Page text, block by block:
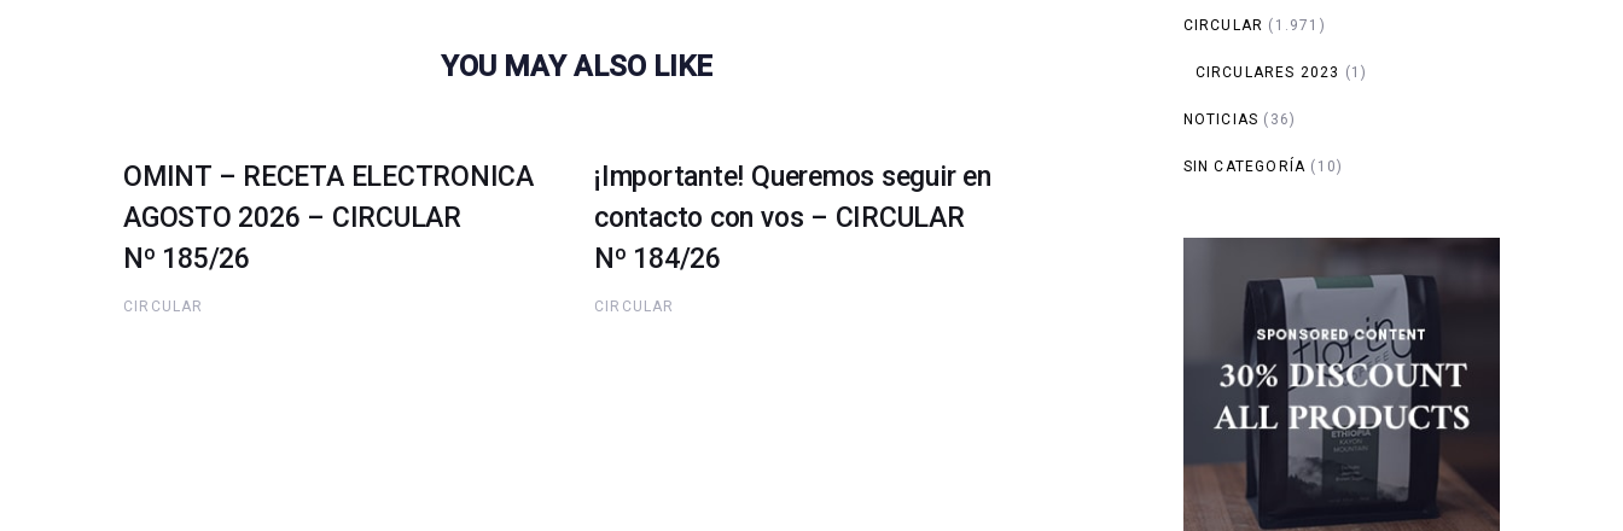
YOU MAY ALSO LIKE
OMINT – RECETA ELECTRONICA
AGOSTO 2026 – CIRCULAR
Nº 185/26
CIRCULAR
¡Importante! Queremos seguir en
contacto con vos – CIRCULAR
Nº 184/26
CIRCULAR
CIRCULAR (1.971)
CIRCULARES 2023 (1)
NOTICIAS (36)
SIN CATEGORÍA (10)